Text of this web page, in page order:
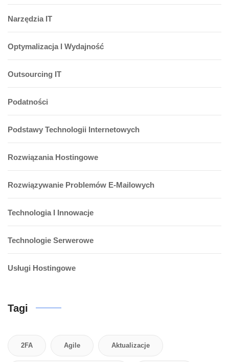
Narzędzia IT
Optymalizacja I Wydajność
Outsourcing IT
Podatności
Podstawy Technologii Internetowych
Rozwiązania Hostingowe
Rozwiązywanie Problemów E-Mailowych
Technologia I Innowacje
Technologie Serwerowe
Usługi Hostingowe
Tagi
2FA Agile Aktualizacje